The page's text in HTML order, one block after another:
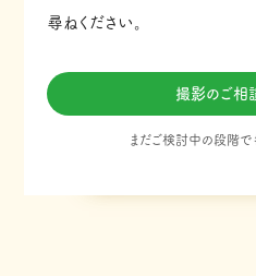
尋ねください。
撮影のご相
まだご検討中の段階で